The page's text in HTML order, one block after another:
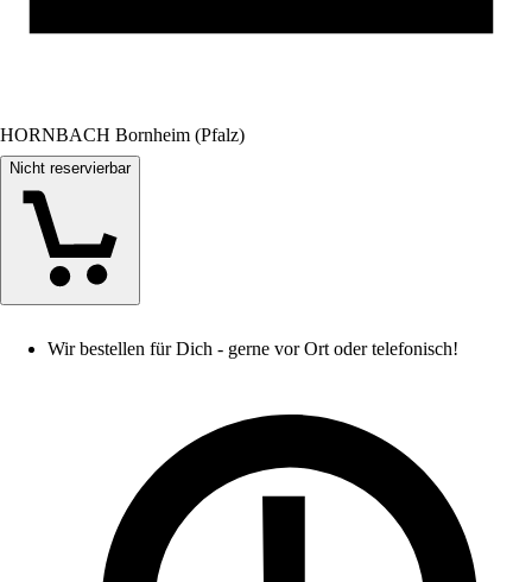
HORNBACH Bornheim (Pfalz)
Nicht reservierbar
Wir bestellen für Dich - gerne vor Ort oder telefonisch!